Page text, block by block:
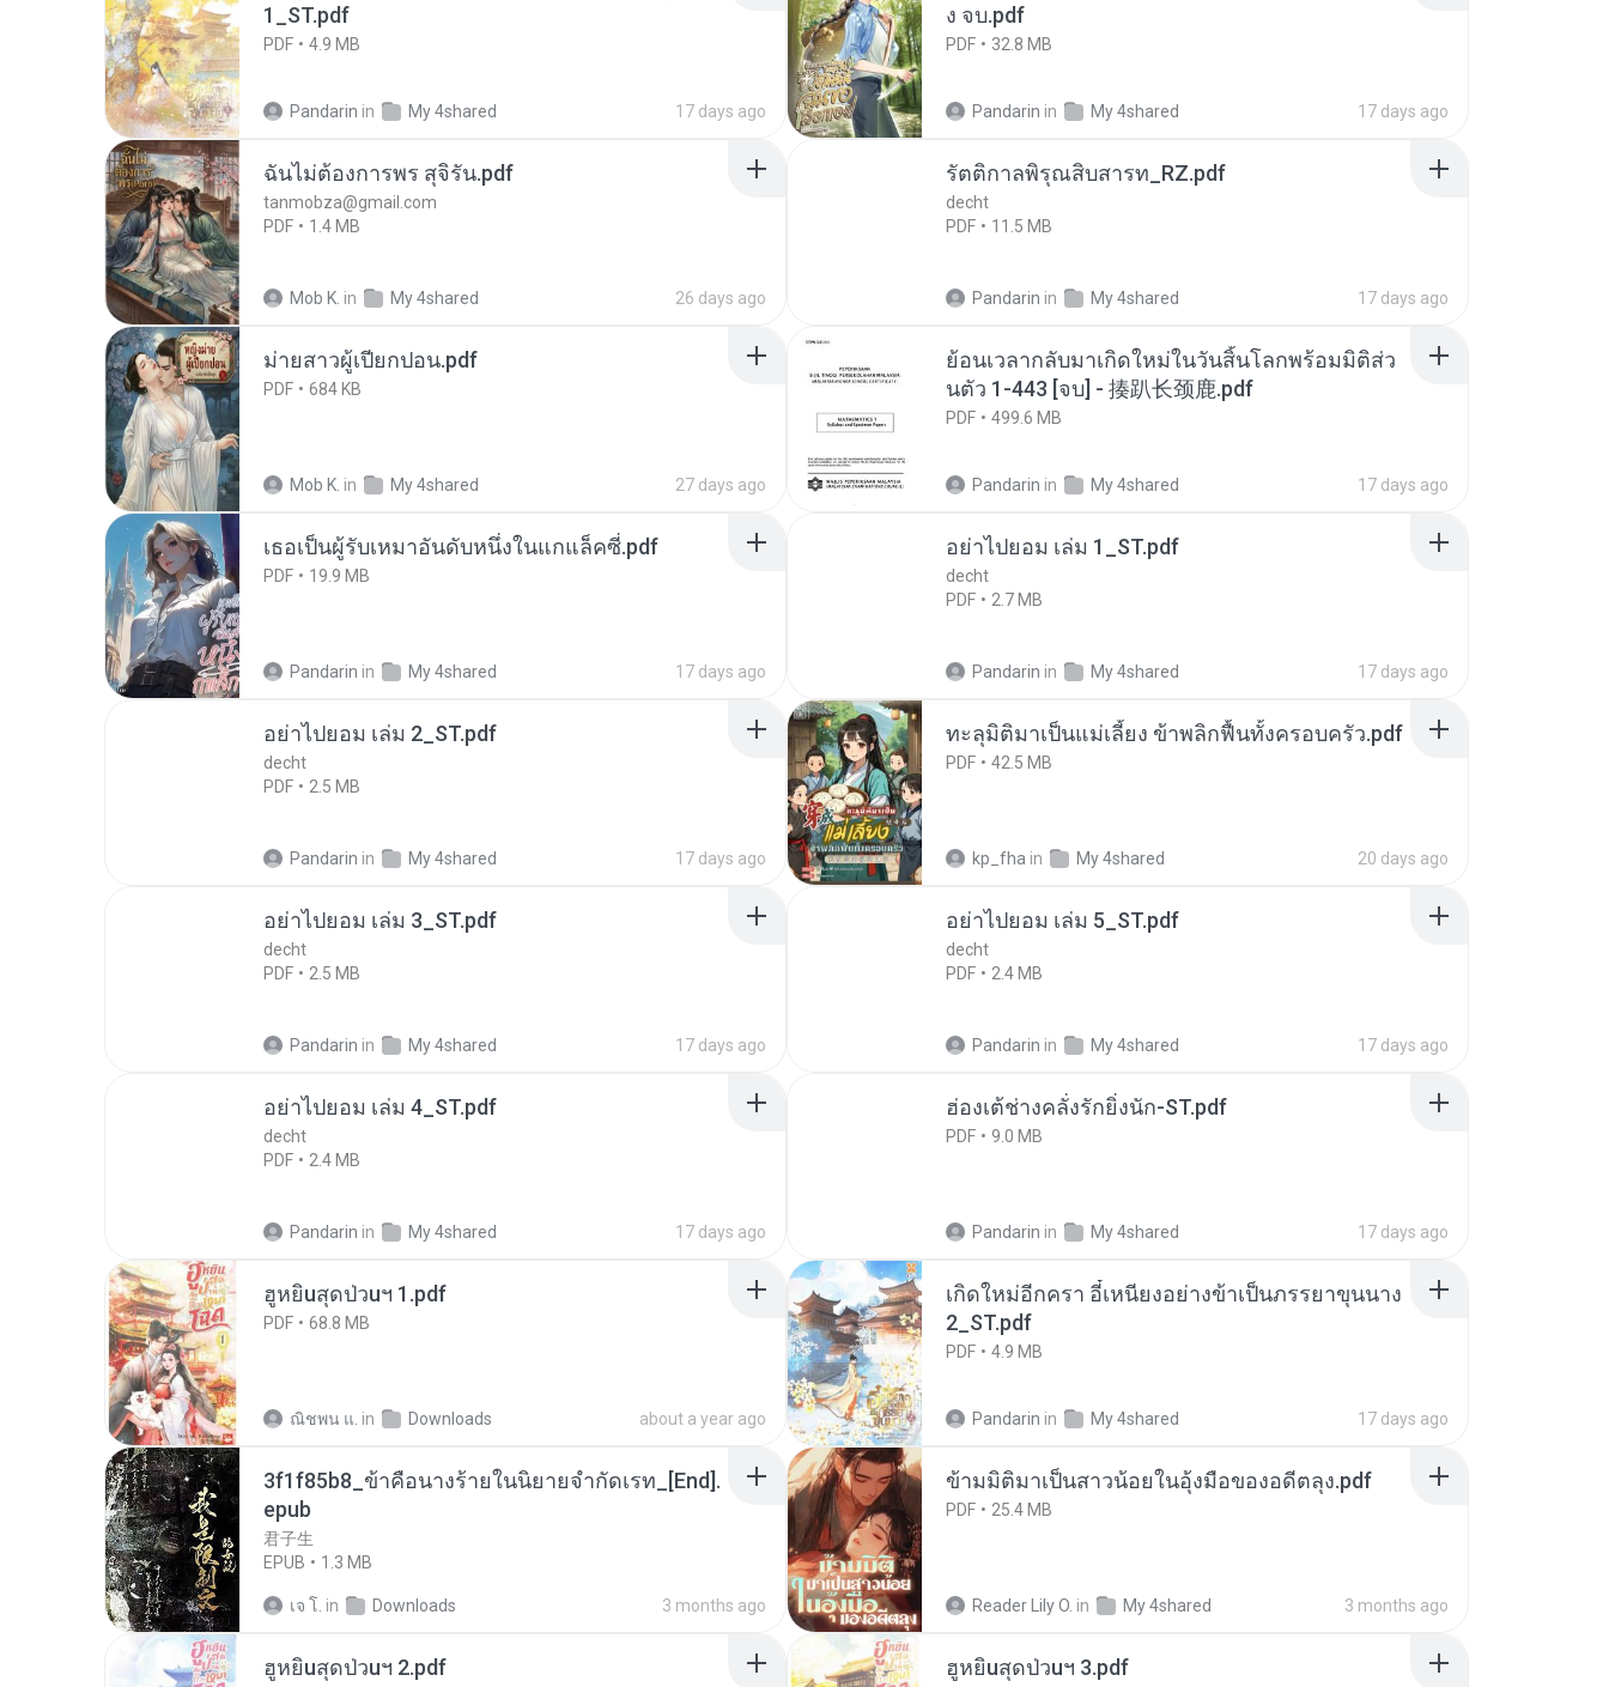
1_ST.pdf
PDF 4.9 MB
Pandarin in My 4shared 17 days ago
ง จบ.pdf
PDF 32.8 MB
Pandarin in My 4shared 17 days ago
ฉันไม่ต้องการพร สุจิรัน.pdf
tanmobza@gmail.com
PDF
1.4 MB
Mob K. in My 4shared 26 days ago
รัตติกาลพิรุณสิบสารท_RZ.pdf
decht
PDF
11.5 MB
Pandarin in My 4shared 17 days ago
ม่ายสาวผู้เปียกปอน.pdf
PDF 684 KB
Mob K. in My 4shared 27 days ago
ย้อนเวลากลับมาเกิดใหม่ในวันสิ้นโลกพร้อมมิติส่ว
นตัว 1-443 [จบ] - 揍趴长颈鹿.pdf
PDF 499.6 MB
Pandarin in My 4shared 17 days ago
เธอเป็นผู้รับเหมาอันดับหนึ่งในแกแล็คซี่.pdf
PDF 19.9 MB
Pandarin in My 4shared 17 days ago
อย่าไปยอม เล่ม 1_ST.pdf
decht
PDF
2.7 MB
Pandarin in My 4shared 17 days ago
อย่าไปยอม เล่ม 2_ST.pdf
decht
PDF
2.5 MB
Pandarin in My 4shared 17 days ago
ทะลุมิติมาเป็นแม่เลี้ยง ข้าพลิกฟื้นทั้งครอบครัว.pdf
PDF 42.5 MB
kp_fha in My 4shared 20 days ago
อย่าไปยอม เล่ม 3_ST.pdf
decht
PDF
2.5 MB
Pandarin in My 4shared 17 days ago
อย่าไปยอม เล่ม 5_ST.pdf
decht
PDF
2.4 MB
Pandarin in My 4shared 17 days ago
อย่าไปยอม เล่ม 4_ST.pdf
decht
PDF
2.4 MB
Pandarin in My 4shared 17 days ago
ฮ่องเต้ช่างคลั่งรักยิ่งนัก-ST.pdf
PDF 9.0 MB
Pandarin in My 4shared 17 days ago
ฮูหยิuสุดป่วuฯ 1.pdf
PDF 68.8 MB
ณิชพน แ. in Downloads about a year ago
เกิดใหม่อีกครา อี๋เหนียงอย่างข้าเป็นภรรยาขุนนาง
2_ST.pdf
PDF 4.9 MB
Pandarin in My 4shared 17 days ago
3f1f85b8_ข้าคือนางร้ายในนิยายจำกัดเรท_[End].
epub
君子生
EPUB
1.3 MB
เจ โ. in Downloads 3 months ago
ข้ามมิติมาเป็นสาวน้อยในอุ้งมือของอดีตลุง.pdf
PDF 25.4 MB
Reader Lily O. in My 4shared 3 months ago
ฮูหยิuสุดป่วuฯ 2.pdf ฮูหยิuสุดป่วuฯ 3.pdf